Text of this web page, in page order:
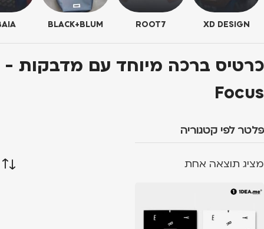
XD DESIGN
ROOT7
BLACK+BLUM
כרטיס ברכה מיוחד עם מדבקות -
Focus
פלטר לפי קטגוריה
מציג תוצאה אחת